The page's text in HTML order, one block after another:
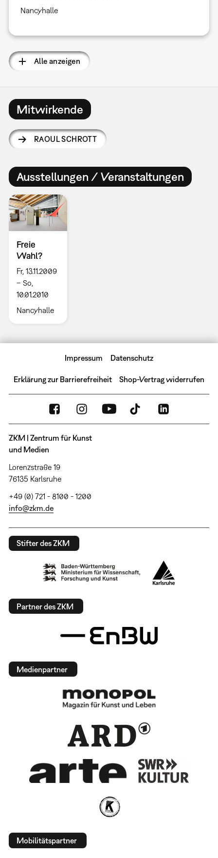
Nancyhalle
Alle anzeigen
Mitwirkende
RAOUL SCHROTT
Ausstellungen / Veranstaltungen
Freie
Wahl?
Fr, 13.11.2009
– So,
10.01.2010
Nancyhalle
Impressum Datenschutz
Erklärung zur Barrierefreiheit Shop-Vertrag widerrufen
ZKM | Zentrum für Kunst
und Medien
Lorenzstraße 19
76135 Karlsruhe
+49 (0) 721 - 8100 - 1200
info@zkm.de
Stifter des ZKM
Partner des ZKM
Medienpartner
Mobilitätspartner